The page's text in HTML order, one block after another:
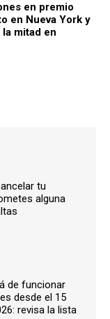
en premio
en Nueva York y
mitad en
tu
alguna
de funcionar
desde el 15
revisa la lista